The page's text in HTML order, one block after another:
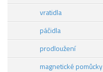
vratidla
páčidla
prodloužení
magnetické pomůcky